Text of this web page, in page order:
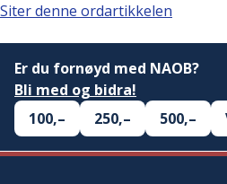
Siter denne ordartikkelen
Er du fornøyd med NAOB?
Bli med og bidra!
100,–
250,– 500,–